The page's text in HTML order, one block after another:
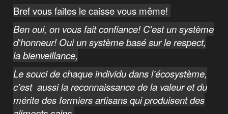
Bref vous faites le caisse vous même!
Ben oui, on vous fait confiance! C'est un système
d'honneur! Oui un système basé sur le respect,
la bienveillance,
Le souci de chaque individu dans l’écosystème,
c’est aussi la reconnaissance de la valeur et du
mérite des fermiers artisans qui produisent des